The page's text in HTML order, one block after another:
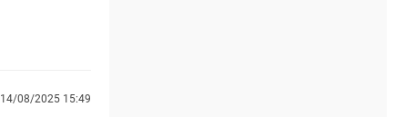
14/08/2025 15:49